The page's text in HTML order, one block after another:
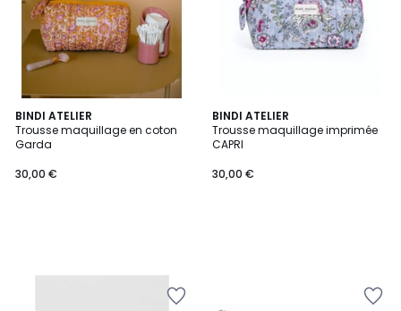
BINDI ATELIER
Trousse maquillage en coton
Garda
30,00 €
BINDI ATELIER
Trousse maquillage imprimée
CAPRI
30,00 €